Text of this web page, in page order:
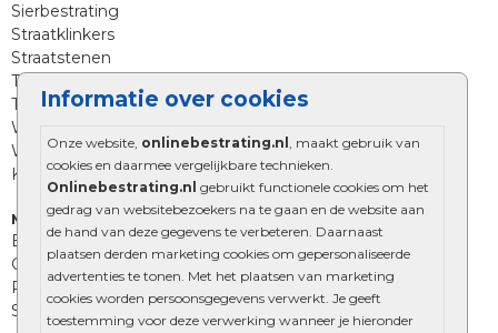
Informatie over cookies
Onze website, onlinebestrating.nl , maakt gebruik van
cookies en daarmee vergelijkbare technieken.
Onlinebestrating.nl gebruikt functionele cookies om het
gedrag van websitebezoekers na te gaan en de website aan
de hand van deze gegevens te verbeteren. Daarnaast
plaatsen derden marketing cookies om gepersonaliseerde
advertenties te tonen. Met het plaatsen van marketing
cookies worden persoonsgegevens verwerkt. Je geeft
toestemming voor deze verwerking wanneer je hieronder
Sierbestrating
Straatklinkers
Straatstenen
Trommelstenen
Tuinstenen
Waalformaat
Wildverband bestrating
Kingstones
Muurelementen
Betonbielzen
Opsluitbanden
Palissades
Stapelblokken